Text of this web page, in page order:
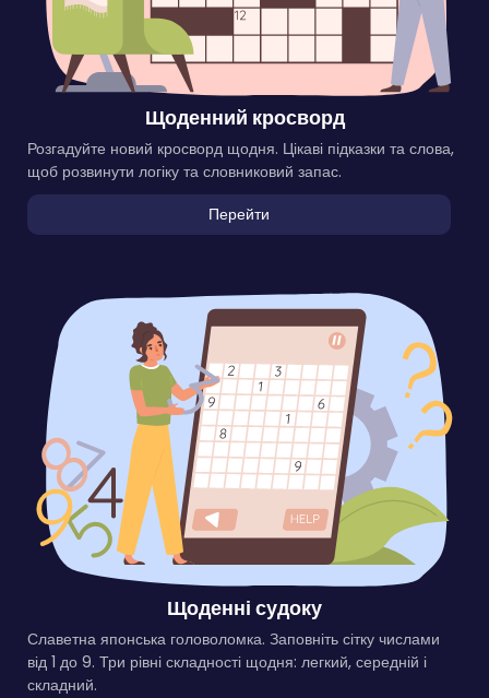
Щоденний кросворд
Розгадуйте новий кросворд щодня. Цікаві підказки та слова,
щоб розвинути логіку та словниковий запас.
Перейти
Щоденні судоку
Славетна японська головоломка. Заповніть сітку числами
від 1 до 9. Три рівні складності щодня: легкий, середній і
складний.